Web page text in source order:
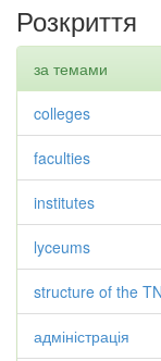
Розкриття
за темами
colleges
faculties
institutes
lyceums
structure of the
адміністрація